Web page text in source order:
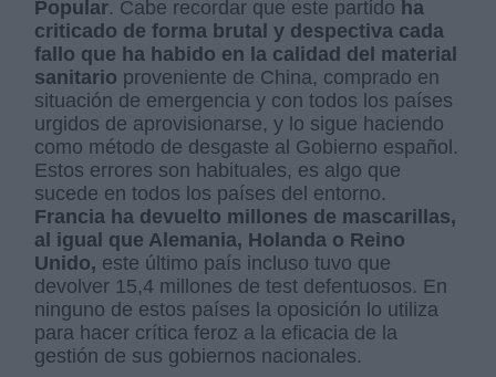
Popular. Cabe recordar que este partido ha
criticado de forma brutal y despectiva cada
fallo que ha habido en la calidad del material
sanitario proveniente de China, comprado en
situación de emergencia y con todos los países
urgidos de aprovisionarse, y lo sigue haciendo
como método de desgaste al Gobierno español.
Estos errores son habituales, es algo que
sucede en todos los países del entorno.
Francia ha devuelto millones de mascarillas,
al igual que Alemania, Holanda o Reino
Unido, este último país incluso tuvo que
devolver 15,4 millones de test defentuosos. En
ninguno de estos países la oposición lo utiliza
para hacer crítica feroz a la eficacia de la
gestión de sus gobiernos nacionales.